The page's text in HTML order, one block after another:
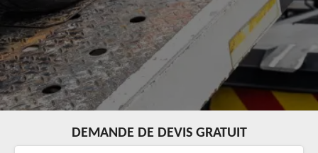
DEMANDE DE DEVIS GRATUIT